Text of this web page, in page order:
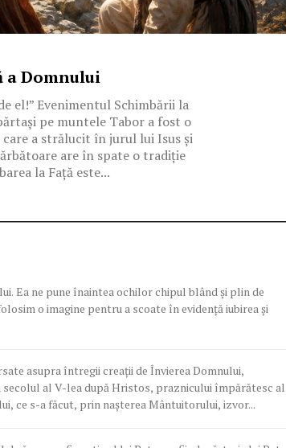
a Domnului
el!” Evenimentul Schimbării la
pe muntele Tabor a fost o
care a strălucit în jurul lui Isus și
are în spate o tradiție
la Față este...
Ea ne pune înaintea ochilor chipul blând și plin de
o imagine pentru a scoate în evidență iubirea și
asupra întregii creaţii de Învierea Domnului,
secolul al V-lea după Hristos, praznicului împărătesc al
ce s-a făcut, prin naşterea Mântuitorului, izvor...